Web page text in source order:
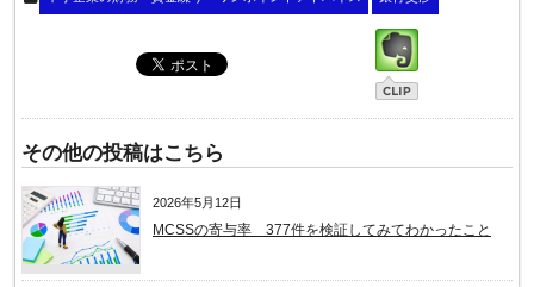
その他の投稿はこちら
2026年5月12日
MCSSの寄与率 377件を検証してみてわかったこと